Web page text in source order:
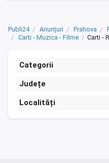
Publi24 Anunțuri Prahova
Carti - Muzica - Filme
Carti -
Categorii
Județe
Localități